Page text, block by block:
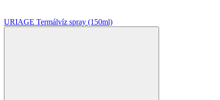
URIAGE Termálvíz spray (150ml)